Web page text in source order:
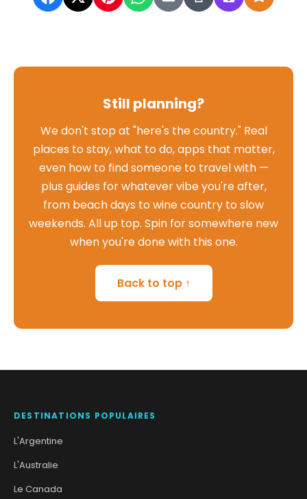
Still planning?
We don't stop at "here's the country." Real
places to stay, what to do, apps that matter,
even how to find someone to travel with —
plus guides for whatever vibe you're after,
from beach days to wine country to slow
weekends. All up top. Spin for somewhere new
when you're done with this one.
Back to top ↑
DESTINATIONS POPULAIRES
L'Argentine
L'Australie
Le Canada